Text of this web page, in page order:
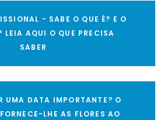
- SABE O QUE É? E O
LEIA AQUI O QUE PRECISA
SABER
UMA DATA IMPORTANTE? O
LHE AS FLORES AO